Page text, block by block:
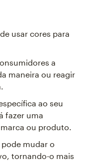
usar cores para
a
maneira ou reagir
ao seu
fazer uma
ou produto.
mudar o
tornando-o mais